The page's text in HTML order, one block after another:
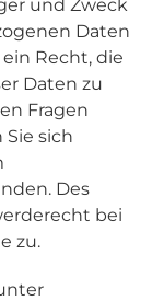
und Zweck
Daten
Recht, die
Daten zu
Fragen
sich
Des
bei
zu.